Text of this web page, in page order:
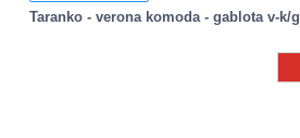
Taranko - verona komoda - gablota v-k/g